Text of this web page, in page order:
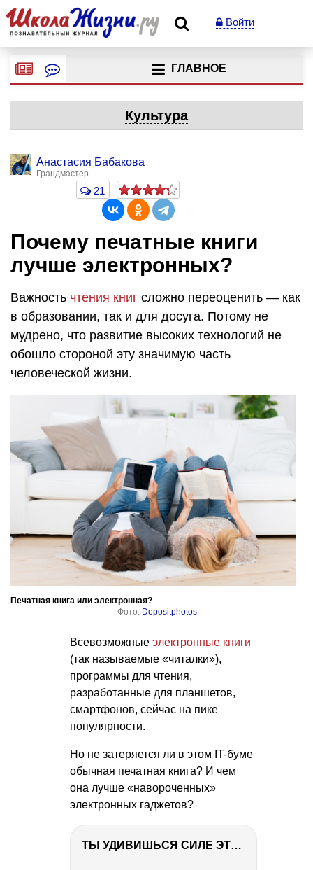
Войти
ГЛАВНОЕ
Культура
Анастасия Бабакова
Грандмастер
21
Почему печатные книги
лучше электронных?
Важность чтения книг сложно переоценить — как
в образовании, так и для досуга. Потому не
мудрено, что развитие высоких технологий не
обошло стороной эту значимую часть
человеческой жизни.
Печатная книга или электронная?
Фото: Depositphotos
Всевозможные электронные книги
(так называемые «читалки»),
программы для чтения,
разработанные для планшетов,
смартфонов, сейчас на пике
популярности.
Но не затеряется ли в этом IT-буме
обычная печатная книга? И чем
она лучше «навороченных»
электронных гаджетов?
ТЫ УДИВИШЬСЯ СИЛЕ ЭТО ЧЕЛОВЕКА! Блог о нашей поездке в Вышний Волочек